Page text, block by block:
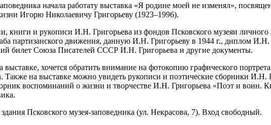
начала работату выставка «Я родине моей не изменял»,
Игорю Николаевичу Григорьеву (1923–1996).
книги и рукописи И.Н. Григорьева из фондов Псковского музеяи личного
партизанского движения, данную И.Н. Григорьеву в 1944 г., диплом
билет Союза Писателей СССР И.Н. Григорьева и другие документы.
хочется обратить внимание на фотокопию графического
на выставке можно увидеть рукописи и поэтические сборники И.Н.
воспоминаний о жизни и творчестве И.Н. Григорьева «Поэт и воин.
Псковского музея-заповедника (ул. Некрасова, 7). Вход свободный.